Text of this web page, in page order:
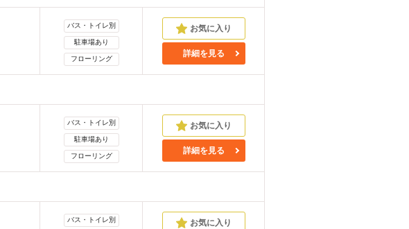
バス・トイレ別
駐車場あり
フローリング
詳細を見る
バス・トイレ別
駐車場あり
フローリング
詳細を見る
バス・トイレ別